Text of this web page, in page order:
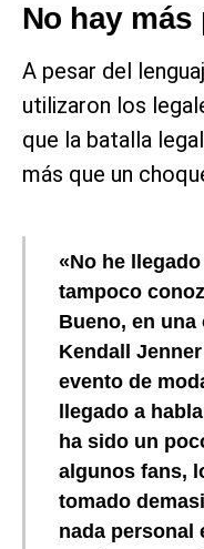
No hay más
A pesar del
utilizaron los
que la batalla
más que un
«No he
tampoco
Bueno, en
Kendall
evento de
llegado a
ha sido un
algunos fans,
tomado
nada personal